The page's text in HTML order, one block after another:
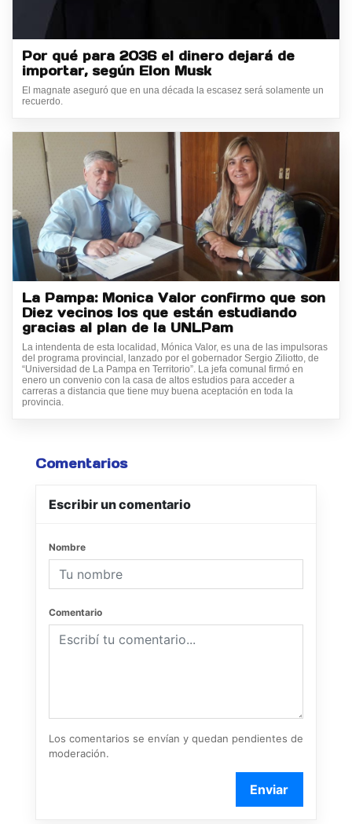
Por qué para 2036 el dinero dejará de
importar, según Elon Musk
El magnate aseguró que en una década la escasez será solamente un
recuerdo.
La Pampa: Monica Valor confirmo que son
Diez vecinos los que están estudiando
gracias al plan de la UNLPam
La intendenta de esta localidad, Mónica Valor, es una de las impulsoras
del programa provincial, lanzado por el gobernador Sergio Ziliotto, de
“Universidad de La Pampa en Territorio”. La jefa comunal firmó en
enero un convenio con la casa de altos estudios para acceder a
carreras a distancia que tiene muy buena aceptación en toda la
provincia.
Comentarios
Escribir un comentario
Nombre
Comentario
Los comentarios se envían y quedan pendientes de
moderación.
Enviar